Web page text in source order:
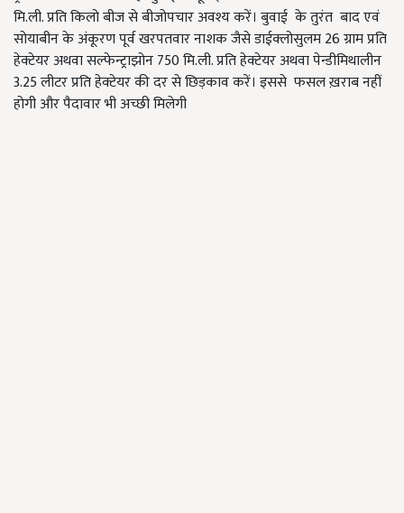
मि.ली. प्रति किलो बीज से बीजोपचार अवश्य करें। बुवाई के तुरंत बाद एवं
सोयाबीन के अंकूरण पूर्व खरपतवार नाशक जैसे डाईक्लोसुलम 26 ग्राम प्रति
हेक्टेयर अथवा सल्फेन्ट्राझोन 750 मि.ली. प्रति हेक्टेयर अथवा पेन्डीमिथालीन
3.25 लीटर प्रति हेक्टेयर की दर से छिड़काव करें। इससे फसल ख़राब नहीं
होगी और पैदावार भी अच्छी मिलेगी